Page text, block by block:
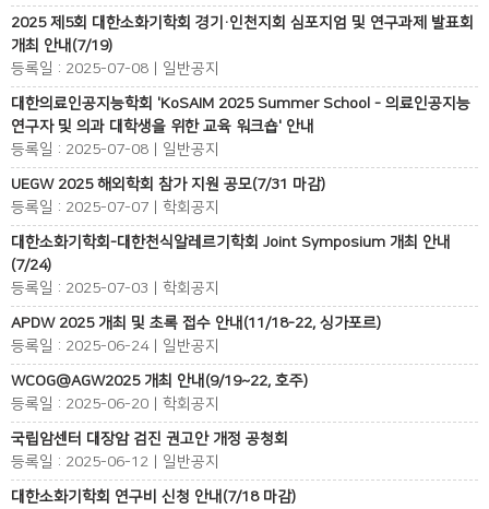
2025 제5회 대한소화기학회 경기·인천지회 심포지엄 및 연구과제 발표회
개최 안내(7/19)
등록일 : 2025-07-08 | 일반공지
대한의료인공지능학회 'KoSAIM 2025 Summer School - 의료인공지능
연구자 및 의과 대학생을 위한 교육 워크숍' 안내
등록일 : 2025-07-08 | 일반공지
UEGW 2025 해외학회 참가 지원 공모(7/31 마감)
등록일 : 2025-07-07 | 학회공지
대한소화기학회-대한천식알레르기학회 Joint Symposium 개최 안내
(7/24)
등록일 : 2025-07-03 | 학회공지
APDW 2025 개최 및 초록 접수 안내(11/18-22, 싱가포르)
등록일 : 2025-06-24 | 일반공지
WCOG@AGW2025 개최 안내(9/19~22, 호주)
등록일 : 2025-06-20 | 학회공지
국립암센터 대장암 검진 권고안 개정 공청회
등록일 : 2025-06-12 | 일반공지
대한소화기학회 연구비 신청 안내(7/18 마감)